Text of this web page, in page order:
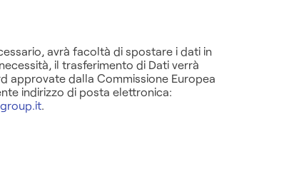
avrà facoltà di spostare i dati in
il trasferimento di Dati verrà
approvate dalla Commissione Europea
indirizzo di posta elettronica:
.